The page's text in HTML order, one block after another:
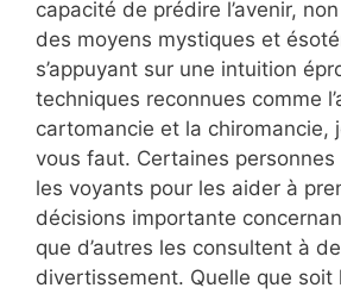
capacité de prédire l’avenir,
des moyens mystiques et
s’appuyant sur une intuition
techniques reconnues comme
cartomancie et la chiromancie,
vous faut. Certaines
les voyants pour les aider à
décisions importante
que d’autres les consultent à
divertissement. Quelle que soit